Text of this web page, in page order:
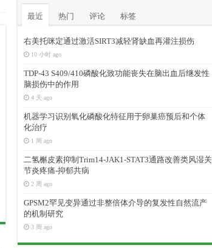
最近 热门 评论 标签
右美托咪定通过激活SIRT3减轻肾缺血再灌注损伤
10 小时 ago
TDP-43 S409/410磷酸化致功能丧失在脑出血后继发性
脑损伤中的作用
4 天 ago
机器学习识别氧化磷酸化特征用于卵巢癌预后和个体
化治疗
1 周 ago
二氢槲皮素抑制Trim14-JAK1-STAT3通路改善类风湿关
节炎疼痛-抑郁共病
2 周 ago
GPSM2罕见变异通过非整倍体介导的复发性自然流产
的机制研究
3 周 ago